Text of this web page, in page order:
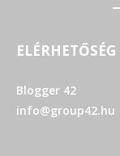
ELÉRHETŐSÉG
Blogger 42
info@group42.hu